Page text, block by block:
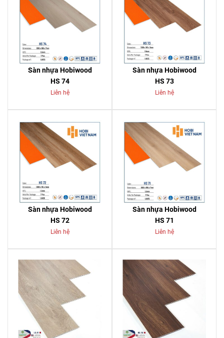
Sàn nhựa Hobiwood
HS 74
Liên hệ
Sàn nhựa Hobiwood
HS 73
Liên hệ
Sàn nhựa Hobiwood
HS 72
Liên hệ
Sàn nhựa Hobiwood
HS 71
Liên hệ